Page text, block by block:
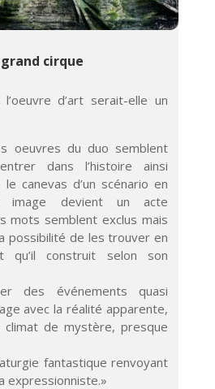
cirque
d’art serait-elle un
oeuvres du duo semblent
dans l’histoire ainsi
canevas d’un scénario en
image devient un acte
mots semblent exclus mais
possibilité de les trouver en
qu’il construit selon son
des événements quasi
avec la réalité apparente,
de mystère, presque
fantastique renvoyant
expressionniste.»